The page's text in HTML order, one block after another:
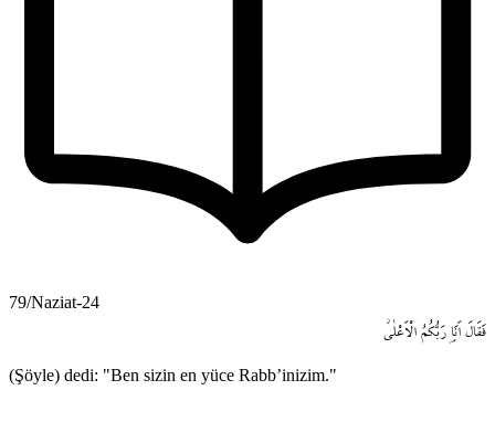
79/Naziat-24
فَقَالَ اَنَا۬ رَبُّكُمُ الْاَعْلٰىۘ
(Şöyle) dedi: "Ben sizin en yüce Rabb’inizim."